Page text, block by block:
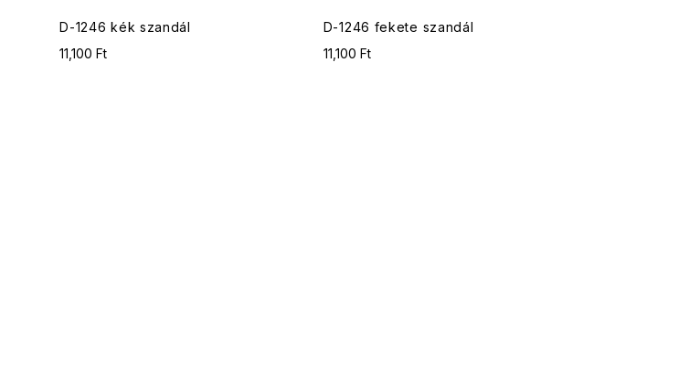
D-1246 kék szandál
11,100 Ft
D-1246 fekete szandál
11,100 Ft